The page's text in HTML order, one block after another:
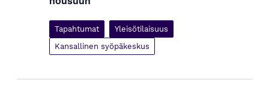
Tapahtumat
Yleisötilaisuus
Kansallinen syöpäkeskus